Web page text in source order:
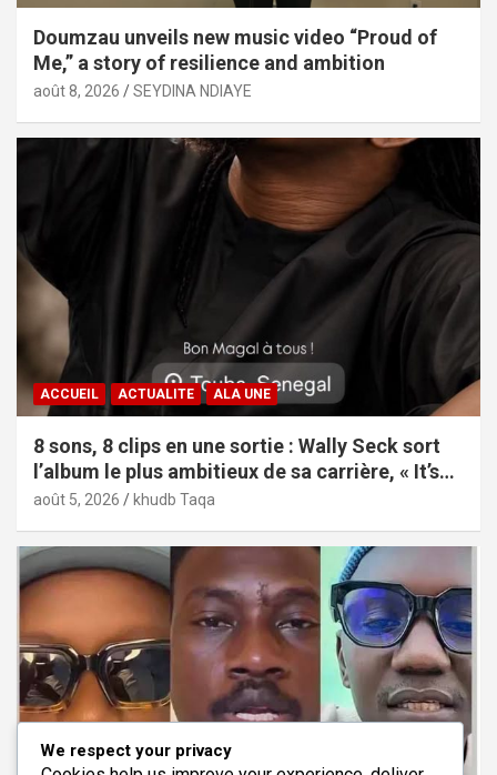
Doumzau unveils new music video “Proud of
Me,” a story of resilience and ambition
août 8, 2026 SEYDINA NDIAYE
ACCUEIL ACTUALITE ALA UNE
8 sons, 8 clips en une sortie : Wally Seck sort
l’album le plus ambitieux de sa carrière, « It’s
Only Love »
août 5, 2026 khudb Taqa
We respect your privacy